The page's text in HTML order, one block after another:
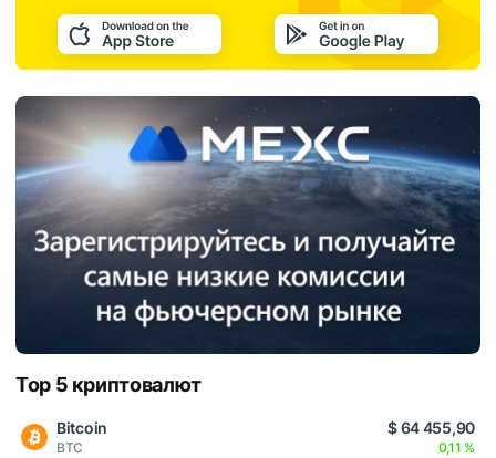
Top 5 криптовалют
Bitcoin
BTC
$ 64 455,90
0,11 %